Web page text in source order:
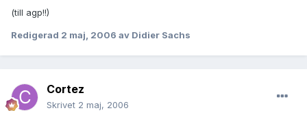
(till agp!!)
Redigerad 2 maj, 2006 av Didier Sachs
Cortez
Skrivet 2 maj, 2006